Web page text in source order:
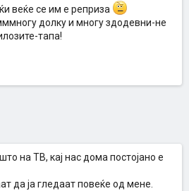
веќе се им е реприза
долку и многу здодевни-не
тапа!
на ТВ, кај нас дома постојано е
да ја гледаат повеќе од мене.